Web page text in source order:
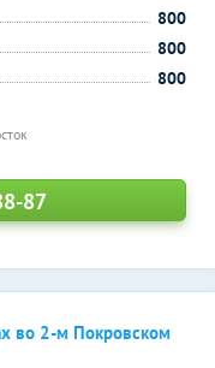
800
800
800
87
во 2-м Покровском